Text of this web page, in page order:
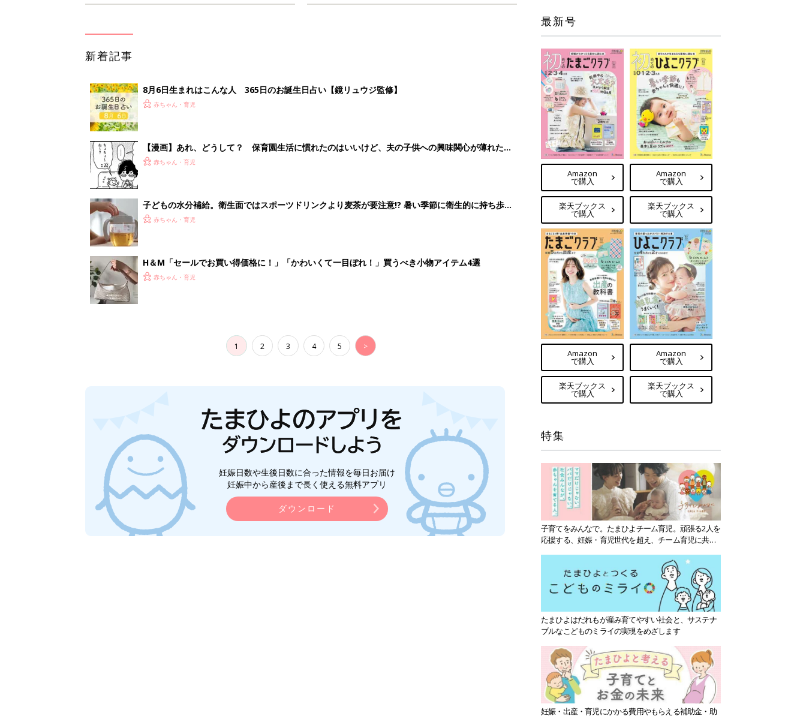
新着記事
8月6日生まれはこんな人 365日のお誕生日占い【鏡リュウジ監修】
赤ちゃん・育児
【漫画】あれ、どうして？ 保育園生活に慣れたのはいいけど、夫の子供への興味関心が薄れた気
がする……！『ふうふう子育て ＃91』
赤ちゃん・育児
子どもの水分補給。衛生面ではスポーツドリンクより麦茶が要注意!? 暑い季節に衛生的に持ち歩
く3つのコツとは？【専門家監修】
赤ちゃん・育児
H＆М「セールでお買い得価格に！」「かわいくて一目ぼれ！」買うべき小物アイテム4選
赤ちゃん・育児
1 2 3 4 5 >
妊娠日数や生後日数に合った情報を毎日お届け
妊娠中から産後まで長く使える無料アプリ
ダウンロード
最新号
Amazon
で購入
楽天ブックス
で購入
Amazon
で購入
楽天ブックス
で購入
Amazon
で購入
楽天ブックス
で購入
Amazon
で購入
楽天ブックス
で購入
特集
子育てをみんなで。たまひよチーム育児。頑張る2人を
応援する、妊娠・育児世代を超え、チーム育児に共感
たまひよはだれもが産み育てやすい社会と、サステナ
ブルなこどものミライの実現をめざします
妊娠・出産・育児にかかる費用やもらえる補助金・助